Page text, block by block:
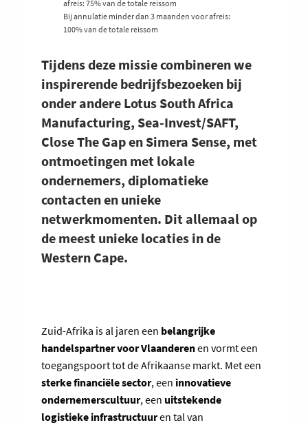
Tijdens deze missie combineren we
inspirerende bedrijfsbezoeken bij
onder andere Lotus South Africa
Manufacturing, Sea-Invest/SAFT,
Close The Gap en Simera Sense, met
ontmoetingen met lokale
ondernemers, diplomatieke
contacten en unieke
netwerkmomenten. Dit allemaal op
de meest unieke locaties in de
Western Cape.
Zuid-Afrika is al jaren een belangrijke
handelspartner voor Vlaanderenen vormt een
toegangspoort tot de Afrikaanse markt. Met een
sterke financiële sector, een innovatieve
ondernemerscultuur, een uitstekende
logistieke infrastructuuren tal van
afreis: 75% van de totale reissom
Bij annulatie minder dan 3 maanden voor afreis:
100% van de totale reissom